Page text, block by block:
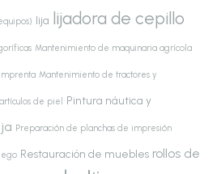
lija lijadora de cepillo
Mantenimiento de maquinaria agrícola
Mantenimiento de tractores y
de piel Pintura náutica y
Preparación de planchas de impresión
Restauración de muebles rollos de